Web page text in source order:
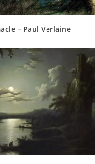
– Paul Verlaine